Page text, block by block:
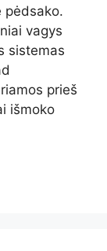
pėdsako.
vagys
sistemas
prieš
išmoko